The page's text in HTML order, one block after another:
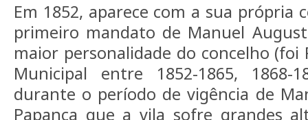
Em 1852, aparece com a sua própria
primeiro mandato de Manuel
maior personalidade do concelho (foi
Municipal entre 1852-1865, 1868-
durante o período de vigência de
Papança que a vila sofre grandes